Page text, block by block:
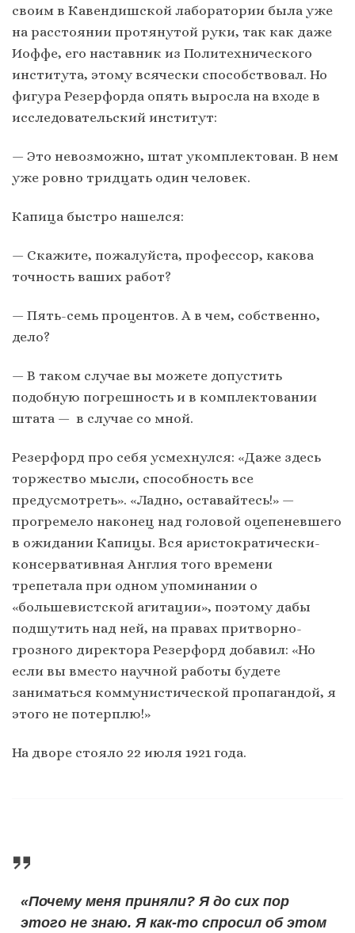
своим в Кавендишской лаборатории была уже
на расстоянии протянутой руки, так как даже
Иоффе, его наставник из Политехнического
института, этому всячески способствовал. Но
фигура Резерфорда опять выросла на входе в
исследовательский институт:
— Это невозможно, штат укомплектован. В нем
уже ровно тридцать один человек.
Капица быстро нашелся:
— Скажите, пожалуйста, профессор, какова
точность ваших работ?
— Пять-семь процентов. А в чем, собственно,
дело?
— В таком случае вы можете допустить
подобную погрешность и в комплектовании
штата — в случае со мной.
Резерфорд про себя усмехнулся: «Даже здесь
торжество мысли, способность все
предусмотреть». «Ладно, оставайтесь!» —
прогремело наконец над головой оцепеневшего
в ожидании Капицы. Вся аристократически-
консервативная Англия того времени
трепетала при одном упоминании о
«большевистской агитации», поэтому дабы
подшутить над ней, на правах притворно-
грозного директора Резерфорд добавил: «Но
если вы вместо научной работы будете
заниматься коммунистической пропагандой, я
этого не потерплю!»
На дворе стояло 22 июля 1921 года.
«Почему меня приняли? Я до сих пор
этого не знаю. Я как-то спросил об этом